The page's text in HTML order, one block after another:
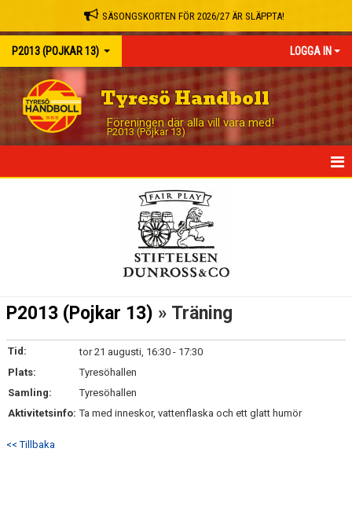
SÄSONGSKORTEN FÖR 2026/27 ÄR SLÄPPTA!
P2013 (POJKAR 13) LOGGA IN
Tyresö Handboll
Föreningen där alla vill vara med!
P2013 (Pojkar 13)
P2013 (Pojkar 13) » Träning
Tid:
tor 21 augusti, 16:30 - 17:30
Plats:
Tyresöhallen
Samling:
Tyresöhallen
Aktivitetsinfo: Ta med inneskor, vattenflaska och ett glatt humör
<< Tillbaka